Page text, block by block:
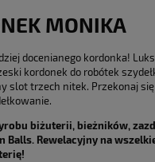
MONIKA
docenianego kordonka!
kordonek do robótek
slot trzech nitek. Przekonaj
biżuterii, bieżników,
Balls. Rewelacyjny na